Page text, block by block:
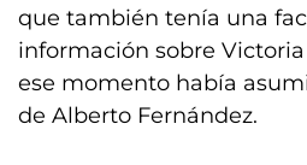
que también tenía una
información sobre Victoria
ese momento había
de Alberto Fernández.